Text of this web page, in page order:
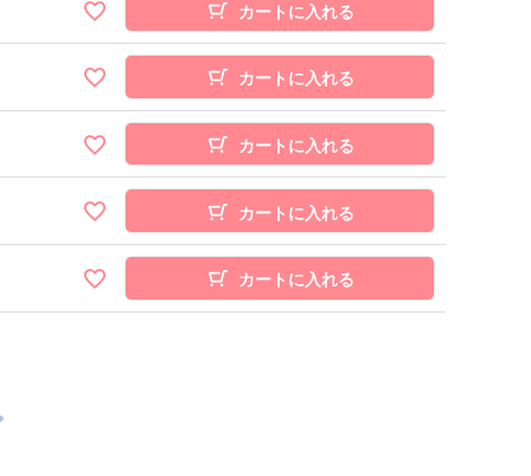
カートに入れる
カートに入れる
カートに入れる
カートに入れる
カートに入れる